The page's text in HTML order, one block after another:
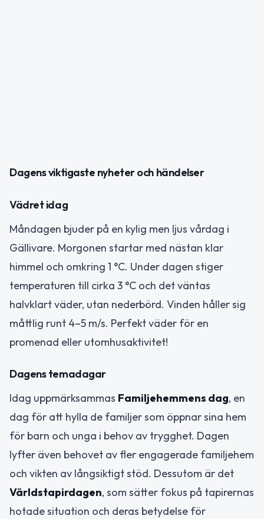
Dagens viktigaste nyheter och händelser
Vädret idag
Måndagen bjuder på en kylig men ljus vårdag i
Gällivare. Morgonen startar med nästan klar
himmel och omkring 1 °C. Under dagen stiger
temperaturen till cirka 3 °C och det väntas
halvklart väder, utan nederbörd. Vinden håller sig
måttlig runt 4–5 m/s. Perfekt väder för en
promenad eller utomhusaktivitet!
Dagens temadagar
Idag uppmärksammas Familjehemmens dag, en
dag för att hylla de familjer som öppnar sina hem
för barn och unga i behov av trygghet. Dagen
lyfter även behovet av fler engagerade familjehem
och vikten av långsiktigt stöd. Dessutom är det
Världstapirdagen, som sätter fokus på tapirernas
hotade situation och deras betydelse för